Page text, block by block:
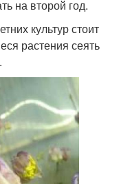
на второй год.
культур стоит
растения сеять